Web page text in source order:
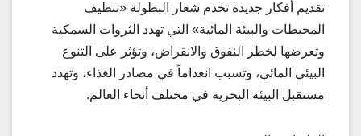
تقديم أفكار جديدة تخدم شعار البطولة «تنظيف
المحيطات والبيئة المائية» التي تهدد الثروات السمكية
وتعرضها لخطر النفوق والانقراض، وتؤثر على التنوع
البيئي المائي، وتسبب انعداماً في مصادر الغذاء، وتهدد
مستقبل البيئة البحرية في مختلف أنحاء العالم.